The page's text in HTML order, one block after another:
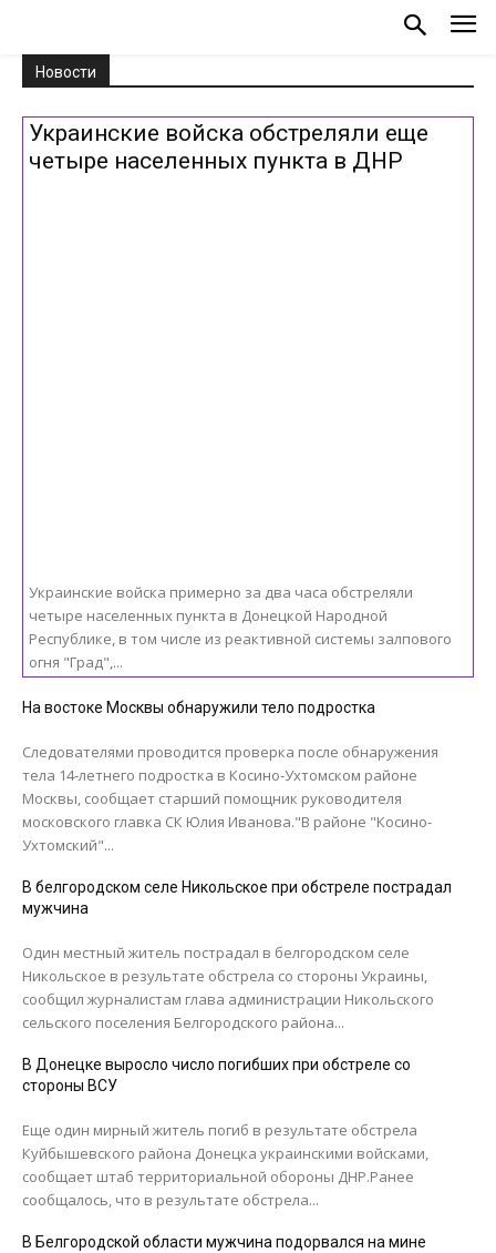
Новости
Украинские войска обстреляли еще
четыре населенных пункта в ДНР
Украинские войска примерно за два часа обстреляли
четыре населенных пункта в Донецкой Народной
Республике, в том числе из реактивной системы залпового
огня "Град",...
На востоке Москвы обнаружили тело подростка
Следователями проводится проверка после обнаружения
тела 14-летнего подростка в Косино-Ухтомском районе
Москвы, сообщает старший помощник руководителя
московского главка СК Юлия Иванова."В районе "Косино-
Ухтомский"...
В белгородском селе Никольское при обстреле пострадал
мужчина
Один местный житель пострадал в белгородском селе
Никольское в результате обстрела со стороны Украины,
сообщил журналистам глава администрации Никольского
сельского поселения Белгородского района...
В Донецке выросло число погибших при обстреле со
стороны ВСУ
Еще один мирный житель погиб в результате обстрела
Куйбышевского района Донецка украинскими войсками,
сообщает штаб территориальной обороны ДНР.Ранее
сообщалось, что в результате обстрела...
В Белгородской области мужчина подорвался на мине